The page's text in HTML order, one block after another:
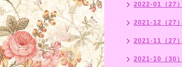
2022-01（27）
2021-12（27）
2021-11（27）
2021-10（30）